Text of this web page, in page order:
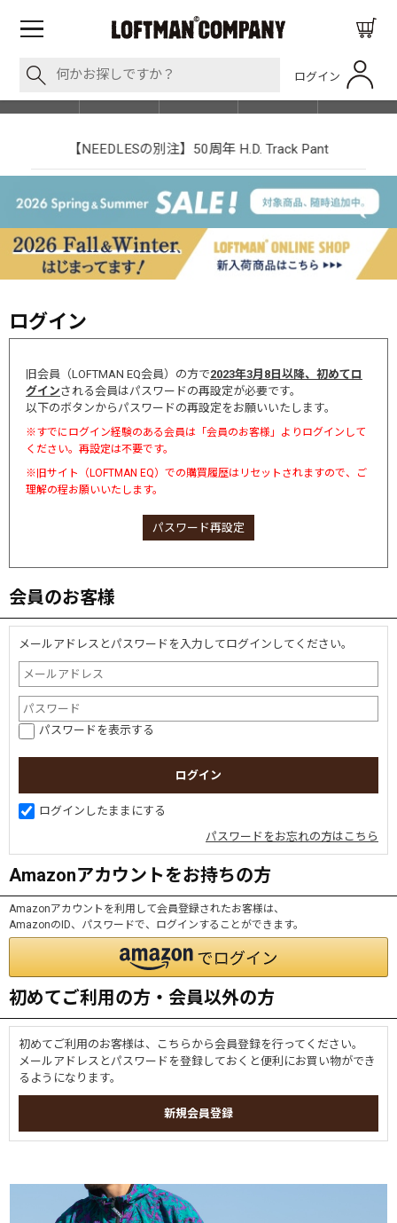
ログイン
SHOP LIST
【NEEDLESの別注】50周年 H.D. Track Pant
ログイン
旧会員（LOFTMAN EQ会員）の方で2023年3月8日以降、初めてロ
グインされる会員はパスワードの再設定が必要です。
以下のボタンからパスワードの再設定をお願いいたします。
※すでにログイン経験のある会員は「会員のお客様」よりログインして
ください。再設定は不要です。
※旧サイト（LOFTMAN EQ）での購買履歴はリセットされますので、ご
理解の程お願いいたします。
パスワード再設定
会員のお客様
メールアドレスとパスワードを入力してログインしてください。
パスワードを表示する
ログインしたままにする
パスワードをお忘れの方はこちら
Amazonアカウントをお持ちの方
Amazonアカウントを利用して会員登録されたお客様は、
AmazonのID、パスワードで、ログインすることができます。
初めてご利用の方・会員以外の方
初めてご利用のお客様は、こちらから会員登録を行ってください。
メールアドレスとパスワードを登録しておくと便利にお買い物ができ
るようになります。